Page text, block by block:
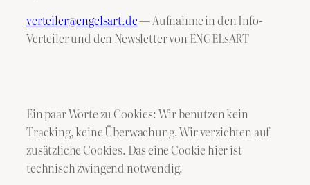
verteiler@engelsart.de— Aufnahme in den Info-
Verteiler und den Newsletter von ENGELsART
Ein paar Worte zu Cookies: Wir benutzen kein
Tracking, keine Überwachung. Wir verzichten auf
zusätzliche Cookies. Das eine Cookie hier ist
technisch zwingend notwendig.